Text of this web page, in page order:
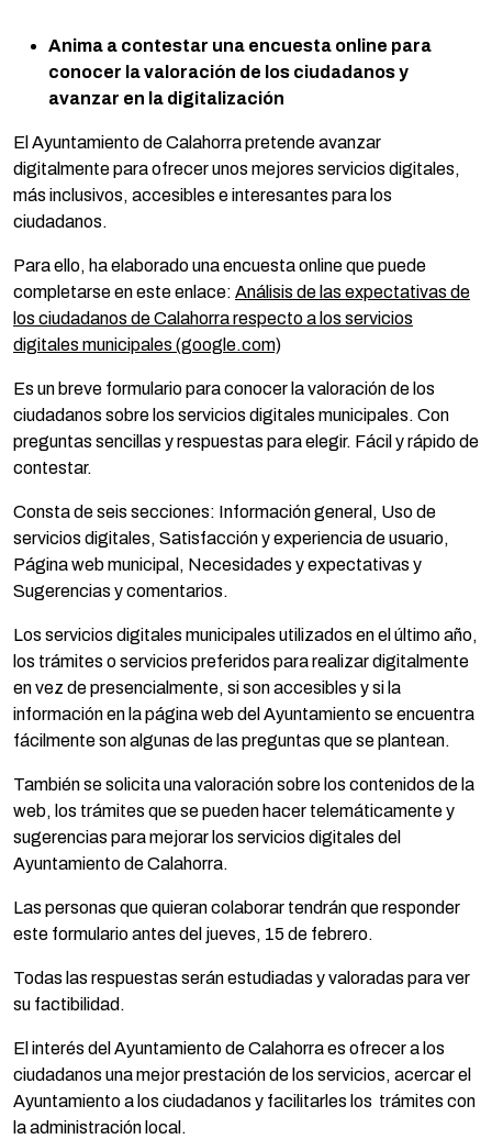
Anima a contestar una encuesta online para
conocer la valoración de los ciudadanos y
avanzar en la digitalización
El Ayuntamiento de Calahorra pretende avanzar
digitalmente para ofrecer unos mejores servicios digitales,
más inclusivos, accesibles e interesantes para los
ciudadanos.
Para ello, ha elaborado una encuesta online que puede
completarse en este enlace: Análisis de las expectativas de
los ciudadanos de Calahorra respecto a los servicios
digitales municipales (google.com)
Es un breve formulario para conocer la valoración de los
ciudadanos sobre los servicios digitales municipales. Con
preguntas sencillas y respuestas para elegir. Fácil y rápido de
contestar.
Consta de seis secciones: Información general, Uso de
servicios digitales, Satisfacción y experiencia de usuario,
Página web municipal, Necesidades y expectativas y
Sugerencias y comentarios.
Los servicios digitales municipales utilizados en el último año,
los trámites o servicios preferidos para realizar digitalmente
en vez de presencialmente, si son accesibles y si la
información en la página web del Ayuntamiento se encuentra
fácilmente son algunas de las preguntas que se plantean.
También se solicita una valoración sobre los contenidos de la
web, los trámites que se pueden hacer telemáticamente y
sugerencias para mejorar los servicios digitales del
Ayuntamiento de Calahorra.
Las personas que quieran colaborar tendrán que responder
este formulario antes del jueves, 15 de febrero.
Todas las respuestas serán estudiadas y valoradas para ver
su factibilidad.
El interés del Ayuntamiento de Calahorra es ofrecer a los
ciudadanos una mejor prestación de los servicios, acercar el
Ayuntamiento a los ciudadanos y facilitarles los trámites con
la administración local.